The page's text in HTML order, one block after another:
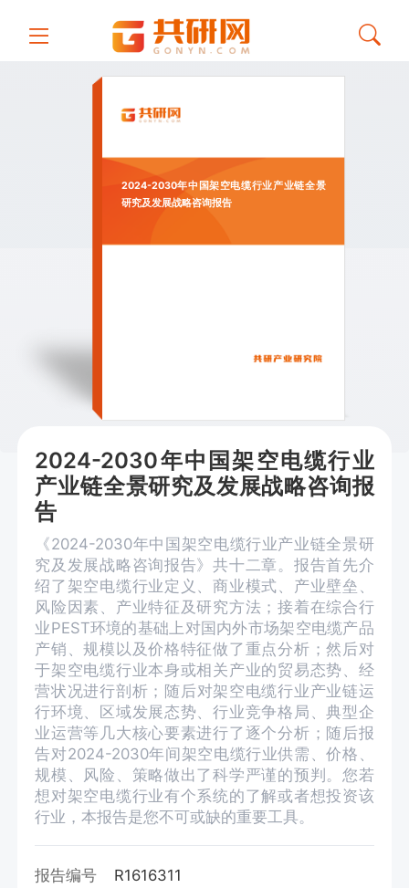
2024-2030年中国架空电缆行业产业链全景
研究及发展战略咨询报告
2024-2030年中国架空电缆行业
产业链全景研究及发展战略咨询报
告
《2024-2030年中国架空电缆行业产业链全景研
究及发展战略咨询报告》共十二章。报告首先介
绍了架空电缆行业定义、商业模式、产业壁垒、
风险因素、产业特征及研究方法；接着在综合行
业PEST环境的基础上对国内外市场架空电缆产品
产销、规模以及价格特征做了重点分析；然后对
于架空电缆行业本身或相关产业的贸易态势、经
营状况进行剖析；随后对架空电缆行业产业链运
行环境、区域发展态势、行业竞争格局、典型企
业运营等几大核心要素进行了逐个分析；随后报
告对2024-2030年间架空电缆行业供需、价格、
规模、风险、策略做出了科学严谨的预判。您若
想对架空电缆行业有个系统的了解或者想投资该
行业，本报告是您不可或缺的重要工具。
报告编号 R1616311